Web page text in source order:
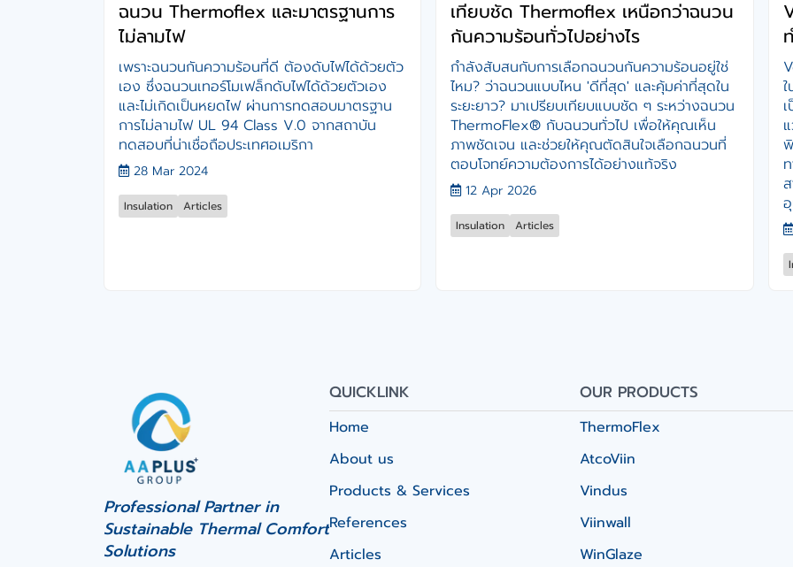
ฉนวน Thermoflex และมาตรฐานการ
ไม่ลามไฟ
เพราะฉนวนกันความร้อนที่ดี ต้องดับไฟได้ด้วยตัว
เอง ซึ่งฉนวนเทอร์โมเฟล็กดับไฟได้ด้วยตัวเอง
และไม่เกิดเป็นหยดไฟ ผ่านการทดสอบมาตรฐาน
การไม่ลามไฟ UL 94 Class V.0 จากสถาบัน
ทดสอบที่น่าเชื่อถือประเทศอเมริกา
28 Mar 2024
Insulation Articles
เทียบชัด Thermoflex เหนือกว่าฉนวน
กันความร้อนทั่วไปอย่างไร
กำลังสับสนกับการเลือกฉนวนกันความร้อนอยู่ใช่
ไหม? ว่าฉนวนแบบไหน 'ดีที่สุด' และคุ้มค่าที่สุดใน
ระยะยาว? มาเปรียบเทียบแบบชัด ๆ ระหว่างฉนวน
ThermoFlex® กับฉนวนทั่วไป เพื่อให้คุณเห็น
ภาพชัดเจน และช่วยให้คุณตัดสินใจเลือกฉนวนที่
ตอบโจทย์ความต้องการได้อย่างแท้จริง
12 Apr 2026
Insulation Articles
Professional Partner in
Sustainable Thermal Comfort
Solutions
QUICKLINK
Home
About us
Products & Services
References
Articles
OUR PRODUCTS
ThermoFlex
AtcoViin
Vindus
Viinwall
WinGlaze